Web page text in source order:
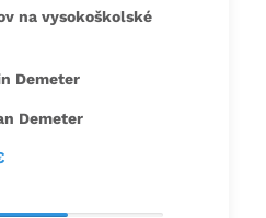
na vysokoškolské
Demeter
Demeter